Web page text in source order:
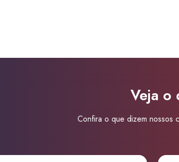
Veja o
Confira o que dizem nossos